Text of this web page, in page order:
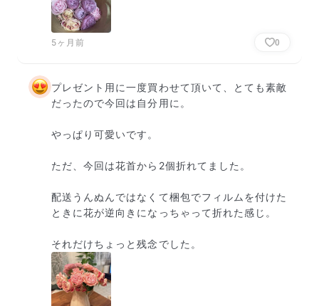
5ヶ月前 0
プレゼント用に一度買わせて頂いて、とても素敵
だったので今回は自分用に。
やっぱり可愛いです。
ただ、今回は花首から2個折れてました。
配送うんぬんではなくて梱包でフィルムを付けた
ときに花が逆向きになっちゃって折れた感じ。
それだけちょっと残念でした。